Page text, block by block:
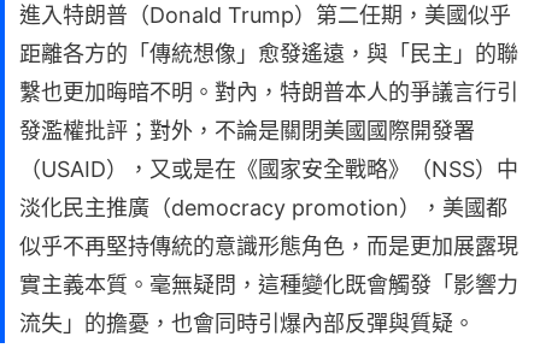
進入特朗普（Donald Trump）第二任期，美國似乎
距離各方的「傳統想像」愈發遙遠，與「民主」的聯
繫也更加晦暗不明。對內，特朗普本人的爭議言行引
發濫權批評；對外，不論是關閉美國國際開發署
（USAID），又或是在《國家安全戰略》（NSS）中
淡化民主推廣（democracy promotion），美國都
似乎不再堅持傳統的意識形態角色，而是更加展露現
實主義本質。毫無疑問，這種變化既會觸發「影響力
流失」的擔憂，也會同時引爆內部反彈與質疑。